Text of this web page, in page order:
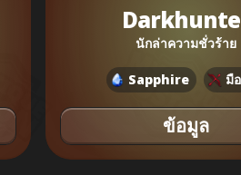
นักล่าความชั่วร้าย
Sapphire มื
ข้อมูล